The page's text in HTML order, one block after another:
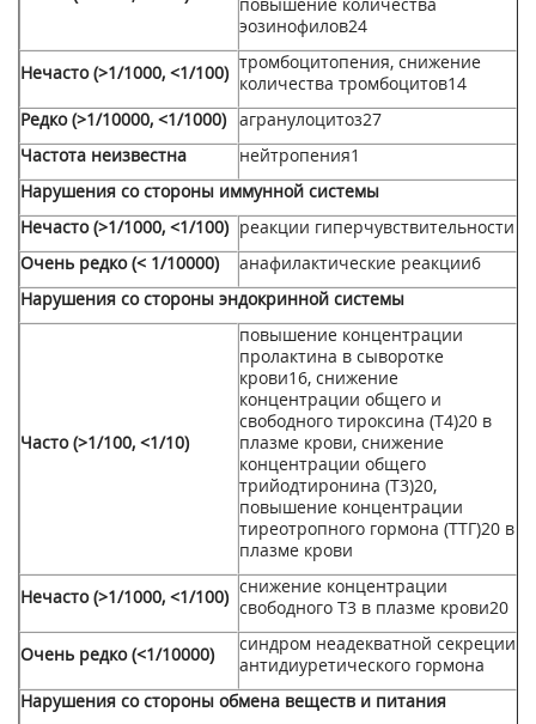
эозинофилов24
Нечасто (>1/1000, <1/100) тромбоцитопения, снижение
количества тромбоцитов14
Редко (>1/10000, <1/1000) агранулоцитоз27
Частота неизвестна
нейтропения1
Нарушения со стороны иммунной системы
Нечасто (>1/1000, <1/100) реакции гиперчувствительности
Очень редко (< 1/10000)
анафилактические реакции6
Нарушения со стороны эндокринной системы
Часто (>1/100, <1/10)
повышение концентрации
пролактина в сыворотке
крови16, снижение
концентрации общего и
свободного тироксина (Т4)20 в
плазме крови, снижение
концентрации общего
трийодтиронина (Т3)20,
повышение концентрации
тиреотропного гормона (ТТГ)20 в
плазме крови
Нечасто (>1/1000, <1/100) снижение концентрации
свободного Т3 в плазме крови20
Очень редко (<1/10000)
синдром неадекватной секреции
антидиуретического гормона
Нарушения со стороны обмена веществ и питания